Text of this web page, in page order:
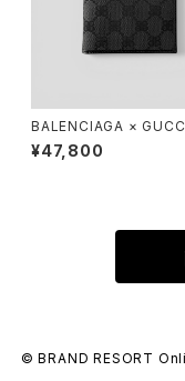
BALENCIAGA ×
Hacker Project
allet Black
¥47,800
© BRAND RESORT